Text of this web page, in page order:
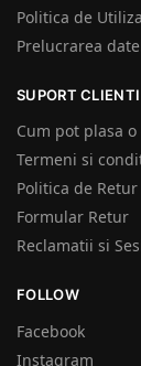
Politica de
Prelucrarea
SUPORT CLIENTI
Cum pot plasa o
Termeni si
Politica de Retur
Formular Retur
Reclamatii si
FOLLOW
Facebook
Instagram